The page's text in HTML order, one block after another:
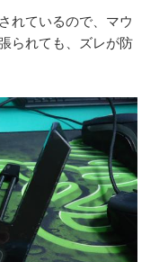
れているので、マウ
られても、ズレが防